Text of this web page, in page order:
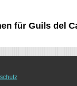
für Guils del